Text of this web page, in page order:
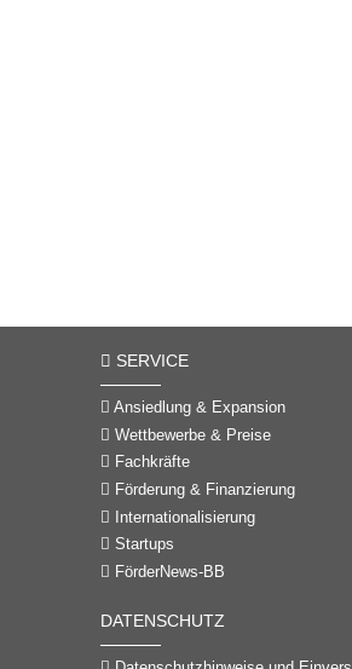
SERVICE
Ansiedlung & Expansion
Wettbewerbe & Preise
Fachkräfte
Förderung & Finanzierung
Internationalisierung
Startups
FörderNews-BB
DATENSCHUTZ